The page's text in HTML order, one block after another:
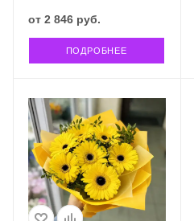
от 2 846 руб.
ПОДРОБНЕЕ